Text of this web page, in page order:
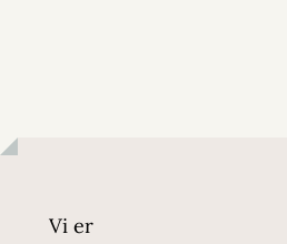
Vi er